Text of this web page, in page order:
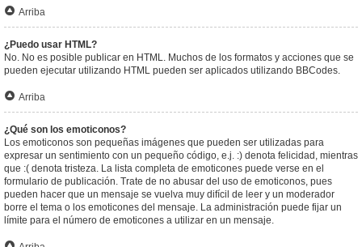
Arriba
¿Puedo usar HTML?
No. No es posible publicar en HTML. Muchos de los formatos y acciones que se
pueden ejecutar utilizando HTML pueden ser aplicados utilizando BBCodes.
Arriba
¿Qué son los emoticonos?
Los emoticonos son pequeñas imágenes que pueden ser utilizadas para
expresar un sentimiento con un pequeño código, e.j. :) denota felicidad, mientras
que :( denota tristeza. La lista completa de emoticones puede verse en el
formulario de publicación. Trate de no abusar del uso de emoticonos, pues
pueden hacer que un mensaje se vuelva muy difícil de leer y un moderador
borre el tema o los emoticones del mensaje. La administración puede fijar un
límite para el número de emoticones a utilizar en un mensaje.